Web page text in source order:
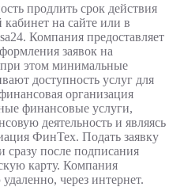
продлить срок действия
на сайте или в
Компания предоставляет
заявок на
при этом минимальные
доступность услуг для
организация
финансовые услуги,
деятельность и являясь
ФинТех. Подать заявку
сразу после подписания
карту. Компания
через интернет.